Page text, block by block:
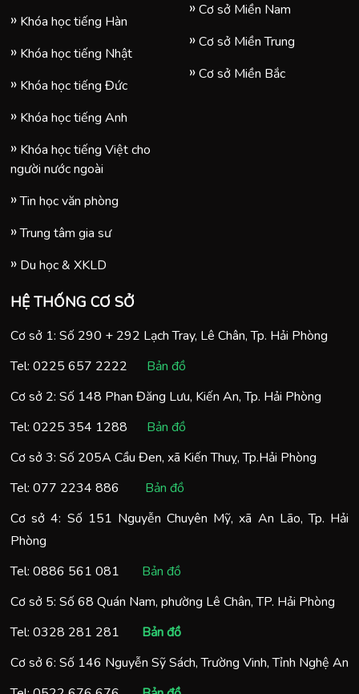
Khóa học tiếng Hàn
Khóa học tiếng Nhật
Khóa học tiếng Đức
Khóa học tiếng Anh
Khóa học tiếng Việt cho
người nước ngoài
Tin học văn phòng
Trung tâm gia sư
Du học & XKLD
Cơ sở Miền Nam
Cơ sở Miền Trung
Cơ sở Miền Bắc
HỆ THỐNG CƠ SỞ
Cơ sở 1: Số 290 + 292 Lạch Tray, Lê Chân, Tp. Hải Phòng
Tel: 0225 657 2222
Bản đồ
Cơ sở 2: Số 148 Phan Đăng Lưu, Kiến An, Tp. Hải Phòng
Tel: 0225 354 1288
Bản đồ
Cơ sở 3: Số 205A Cầu Đen, xã Kiến Thuỵ, Tp.Hải Phòng
Tel: 077 2234 886
Bản đồ
Cơ sở 4: Số 151 Nguyễn Chuyên Mỹ, xã An Lão, Tp. Hải
Phòng
Tel: 0886 561 081
Bản đồ
Cơ sở 5: Số 68 Quán Nam, phường Lê Chân, TP. Hải Phòng
Tel: 0328 281 281
Bản đồ
Cơ sở 6: Số 146 Nguyễn Sỹ Sách, Trường Vinh, Tỉnh Nghệ An